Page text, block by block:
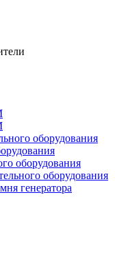
оборудования
оборудования
оборудования
генератора